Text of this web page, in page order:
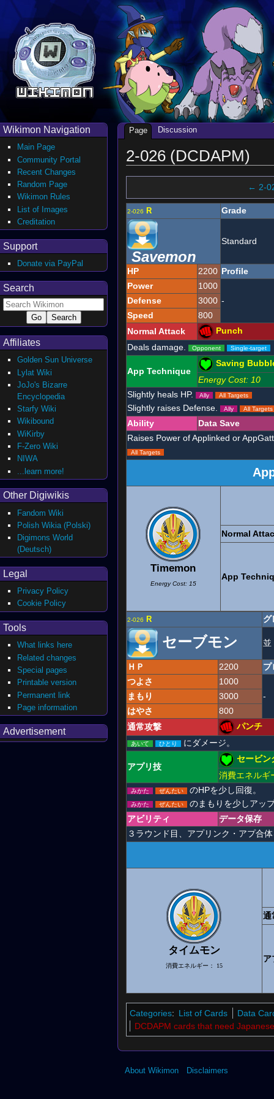
2-026 (DCDAPM)
← 2-
2-026 R Grade
Savemon
Standard
HP 2200 Profile
Power
1000
-
Defense
3000
Speed
800
Normal Attack
Punch
Deals damage.
Opponent Single-target
App Technique
Saving
Energy Cost: 10
Slightly heals HP.
Ally All Targets
Slightly raises Defense. Ally All Targets
Ability
Data Save
Raises Power of Applinked or
All Targets
Timemon
Energy Cost: 15
Normal
App
2-026 R グ
セーブモン 並
ＨＰ 2200
プ
つよさ
1000
-
まもり
3000
はやさ
800
通常攻撃
パンチ
あいて ひとり にダメージ。
アプリ技
セービン
消費エネルギ
みかた ぜんたい のHPを少し回復。
みかた ぜんたい のまもりを少しアッ
アビリティ
データ保存
３ラウンド目、アプリンク・アプ合
タイムモン
消費エネルギー： 15
通
ア
Categories: List of Cards
Data
DCDAPM cards that need
Page Discussion
Wikimon Navigation
Main Page
Community Portal
Recent Changes
Random Page
Wikimon Rules
List of Images
Creditation
Support
Donate via PayPal
Search
Affiliates
Golden Sun Universe
Lylat Wiki
JoJo's Bizarre
Encyclopedia
Starfy Wiki
Wikibound
WiKirby
F-Zero Wiki
NIWA
...learn more!
Other Digiwikis
Fandom Wiki
Polish Wikia (Polski)
Digimons World
(Deutsch)
Legal
Privacy Policy
Cookie Policy
Tools
What links here
Related changes
Special pages
Printable version
Permanent link
Page information
Advertisement
About Wikimon Disclaimers